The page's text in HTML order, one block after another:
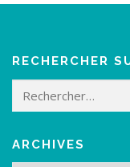
RECHERCHER
Rechercher :
ARCHIVES